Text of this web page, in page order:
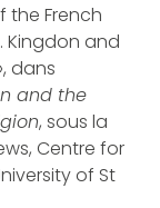
the French
Kingdon and
dans
and the
, sous la
Centre for
of St